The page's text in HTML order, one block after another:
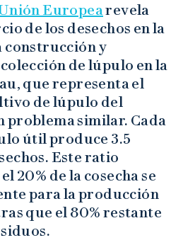
Europearevela
de los desechos en la
construcción y
de lúpulo en la
que representa el
de lúpulo del
problema similar. Cada
útil produce 3.5
Este ratio
20% de la cosecha se
para la producción
que el 80% restante